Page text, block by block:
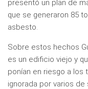
presentó un plan de
que se generaron 85
asbesto.
Sobre estos hechos
es un edificio viejo y
ponían en riesgo a los
ignorada por varios